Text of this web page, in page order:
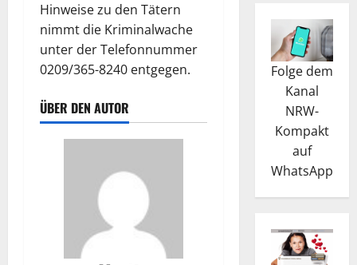
Hinweise zu den Tätern
nimmt die Kriminalwache
unter der Telefonnummer
0209/365-8240 entgegen.
ÜBER DEN AUTOR
Folge dem
Kanal
NRW-
Kompakt
auf
WhatsApp